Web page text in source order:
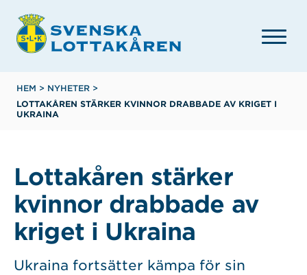
huvudinnehåll
Länkstig
HEM > NYHETER >
LOTTAKÅREN STÄRKER KVINNOR DRABBADE AV KRIGET I
UKRAINA
Lottakåren stärker
kvinnor drabbade av
kriget i Ukraina
Ukraina fortsätter kämpa för sin